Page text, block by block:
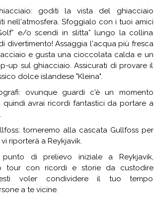
goditi la vista del ghiacciaio
nell'atmosfera. Sfoggialo con i tuoi amici
e/o scendi in slitta* lungo la collina
divertimento! Assaggia l'acqua più fresca
e gusta una cioccolata calda e un
up sul ghiacciaio. Assicurati di provare il
dolce islandese "Kleina".
ovunque guardi c'è un momento
avrai ricordi fantastici da portare a
torneremo alla cascata Gullfoss per
riporterà a Reykjavik.
di prelievo iniziale a Reykjavik,
tour con ricordi e storie da custodire
voler condividere il tuo tempo
a te vicine.